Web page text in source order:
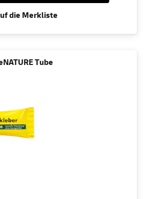
die Merkliste
Tube